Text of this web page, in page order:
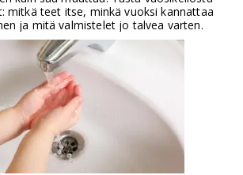
mitkä teet itse, minkä vuoksi kannattaa
ja mitä valmistelet jo talvea varten.